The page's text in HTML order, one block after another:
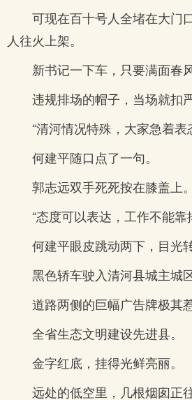
可现在百十号人全堵在大门
人往火上架。
新书记一下车，只要满面春
违规排场的帽子，当场就扣严
“清河情况特殊，大家急着表
何建平随口点了一句。
郭志远双手死死按在膝盖上。
“态度可以表达，工作不能靠
何建平眼皮跳动两下，目光
黑色轿车驶入清河县城主城区
道路两侧的巨幅广告牌极其惹
全省生态文明建设先进县。
金字红底，挂得光鲜亮丽。
远处的低空里，几根烟囱正